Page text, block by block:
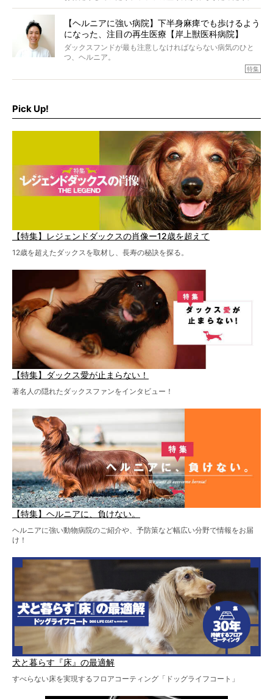
今にも言葉を発しそうなダックスの姿は、もう人間にしか
【ヘルニアに強い病院】下半身麻痺でも歩けるよう
になった、注目の再生医療【岸上獣医科病院】
ダックスフンドが最も注意しなければならない病気のひと
つ、ヘルニア。
特集『ヘルニアに、負けない』では、ヘルニアに強い動物
を点滴投与する治療により、歩けなかった子が投与37日で
特集
Pick Up!
【特集】レジェンドダックスの肖像ー12歳を超えて
12歳を超えたダックスを取材し、長寿の秘訣を探る。
【特集】ダックス愛が止まらない！
著名人の隠れたダックスファンをインタビュー！
【特集】ヘルニアに、負けない。
ヘルニアに強い動物病院のご紹介や、予防策など幅広い分野で情報をお届
け！
犬と暮らす『床』の最適解
すべらない床を実現するフロアコーティング「ドッグライフコート」